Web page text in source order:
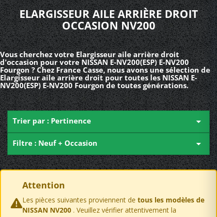
ELARGISSEUR AILE ARRIÈRE DROIT
OCCASION NV200
Vous cherchez votre Elargisseur aile arrière droit
d'occasion pour votre NISSAN E-NV200(ESP) E-NV200
Fourgon ? Chez France Casse, nous avons une sélection de
Elargisseur aile arrière droit pour toutes les NISSAN E-
NV200(ESP) E-NV200 Fourgon de toutes générations.
Trier par : Pertinence 
Filtre : Neuf + Occasion 
Attention
Les pièces suivantes proviennent de tous les modèles de
NISSAN NV200 . Veuillez vérifier attentivement la